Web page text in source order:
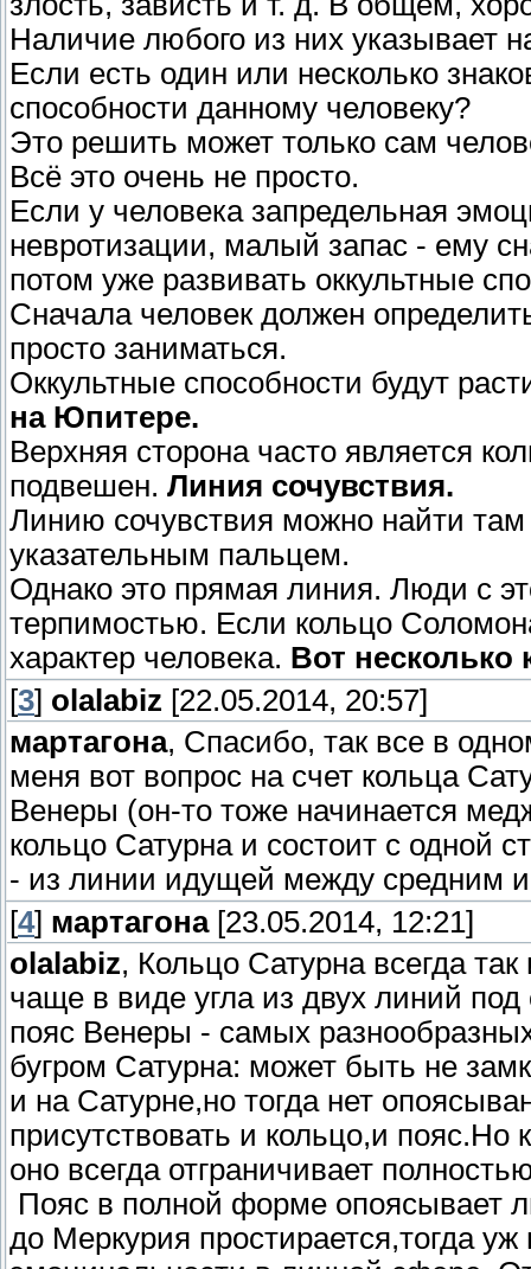
Наличие любого из них указывает
Если есть один или несколько
способности данному человеку?
Это решить может только сам
Всё это очень не просто.
Если у человека запредельная
невротизации, малый запас - ему
потом уже развивать оккультные
Сначала человек должен
просто заниматься.
Оккультные способности будут
на Юпитере.
Верхняя сторона часто является
подвешен. Линия сочувствия.
Линию сочувствия можно найти
указательным пальцем.
Однако это прямая линия. Люди с
терпимостью. Если кольцо
характер человека. Вот несколько
[3] olalabiz [22.05.2014, 20:57]
мартагона, Спасибо, так все в
меня вот вопрос на счет кольца
Венеры (он-то тоже начинается
кольцо Сатурна и состоит с одной
- из линии идущей между средним
[4] мартагона[23.05.2014, 12:21]
olalabiz, Кольцо Сатурна всегда
чаще в виде угла из двух линий
пояс Венеры - самых
бугром Сатурна: может быть не
и на Сатурне,но тогда нет
присутствовать и кольцо,и пояс.Но
оно всегда отграничивает
Пояс в полной форме опоясывает
до Меркурия простирается,тогда